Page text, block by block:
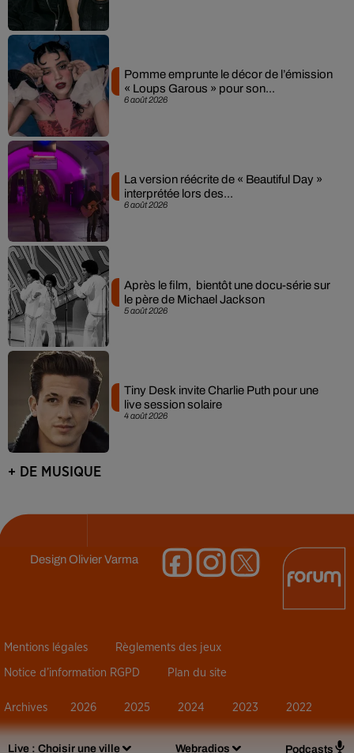
Live : Choisir une ville Webradios Podcasts
6 août 2026
Pomme emprunte le décor de l’émission
« Loups Garous » pour son...
6 août 2026
La version réécrite de « Beautiful Day »
interprétée lors des...
5 août 2026
Après le film, bientôt une docu-série sur
le père de Michael Jackson
4 août 2026
Tiny Desk invite Charlie Puth pour une
live session solaire
+ DE MUSIQUE
DesignOlivier Varma
Mentions légales Règlements des jeux
Notice d’information RGPD Plan du site
Archives 2026 2025 2024 2023 2022